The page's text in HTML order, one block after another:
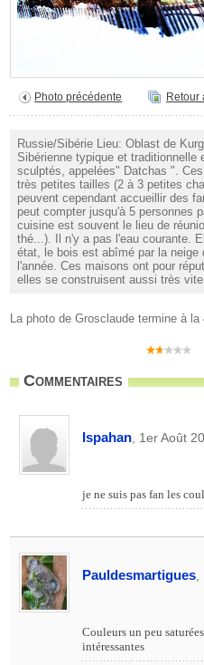
Photo précédente Retour
Russie/Sibérie Lieu: Oblast de
Sibérienne typique et
sculptés, appelées" Datchas ".
très petites tailles (2 à 3 petites
peuvent cependant accueillir des
peut compter jusqu'à 5 personnes
cuisine est souvent le lieu de
thé...). Il n'y a pas l'eau courante.
état, le bois est abîmé par la neige
l'année. Ces maisons ont pour
elles se construisent aussi très
La photo de Grosclaude termine à
Commentaires
Ispahan , 1er Août
je ne suis pas fan les
Pauldesmartigues
Couleurs un peu
intéressantes